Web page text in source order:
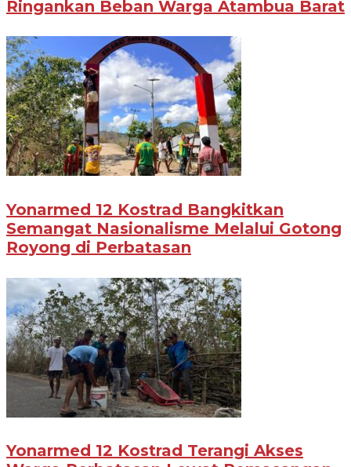
Ringankan Beban Warga Atambua Barat
Yonarmed 12 Kostrad Bangkitkan
Semangat Nasionalisme Melalui Gotong
Royong di Perbatasan
Yonarmed 12 Kostrad Terangi Akses